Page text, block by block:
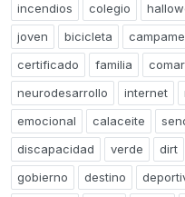
incendios
colegio
joven
bicicleta
certificado
familia
neurodesarrollo
internet
emocional
calaceite
discapacidad
verde dirt
gobierno
destino